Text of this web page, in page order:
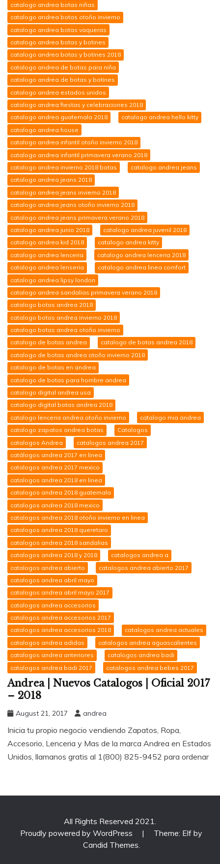
catalogo andrea botas niñas
catalogo andrea botas otoño invierno
catalogo andrea botas vaqueras
catalogo andrea botas y botines
catalogo andrea botas y botines 2018
catalogo andrea de botas para niña
catalogo andrea de botas y botines
catalogo andrea estados unidos
catalogo andrea fiestas y celebraciones 2018
catalogo andrea guatemala 2018
catalogo andrea hello kitty
catalogo andrea house
catalogo andrea infantil otoño invierno 2018
catalogo andrea infantil primavera verano 2018
catalogo andrea invierno 2018 botas
catalogo andrea jeans
catalogo andrea jeans 2018
catalogo andrea jeans invierno 2018
catalogo andrea jeans otoño invierno 2018
catalogo andrea jeans primavera verano 2018
catalogo andrea junio 2018
catalogo andrea juvenil 2018
catalogo andrea kid 2018
catalogo andrea kitty
catalogo andrea lenceria
catalogo andrea lenceria 2018
catalogo andrea lenseria
catalogo andrea linea comfort
catalogo andrea lipsy london
catalogo andrea sandalias primavera verano 2018
catalogo botas andrea 2018
catalogo botas andrea invierno 2018
catalogo botas andrea otoño invierno
catalogo de botas andrea
catalogo de botas andrea 2018
catalogo de botas andrea otoño invierno 2018
catalogo de botas en andrea
catalogo de botas para hombre andrea
catalogo digital andrea usa
catalogo digital botas andrea 2018
catalogo lenceria andrea otoño invierno
catalogo mia andrea
catalogo zapatos andrea botas
Catalogos
catalogos Andrea
catalogos andrea 2017
catálogos andrea 2017 en linea
catalogos andrea 2017 mexico
catalogos andrea 2018 en linea
catalogos andrea 2018 guatemala
catalogos andrea 2018 mexico
catalogos andrea 2018 otoño invierno en linea
catalogos andrea 2018 queretaro
catalogos andrea 2018 sandalias
catalogos andrea 2018 y 2018
catalogos andrea a
catalogos andrea abierto
catalogos andrea abierto 2017
catalogos andrea abril mayo
catalogos andrea abril mayo 2017
catalogos andrea accesorios
catalogos andrea accesorios 2017
catalogos andrea accesorios 2018
catalogos andrea actuales
catalogos andrea adidas
catalogos andrea aguascalientes
catalogos andrea anteriores
catalogos andrea badi
catalogos andrea badi 2017
catalogos andrea bebes 2017
Andrea | Nuevos Catalogos | Oficial 2017
– 2018
August 21, 2017 andrea
Inicia tu propio negocio vendiendo Zapatos, Ropa,
Accesorio, Lenceria y Mas de la marca Andrea en Estados
Unidos, llamanos gratis al 1(800) 825-9452 para ordenar
All Rights Reserved 2021.
Proudly powered by WordPress
|
Theme: Elf by
Candid Themes.